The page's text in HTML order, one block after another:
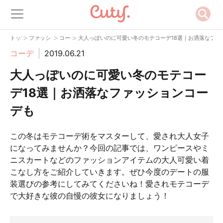
トップ
> ファッション
> コーデ
> 大人っぽいのに可愛い冬のモテコーデ18選｜お洒落なフ
コーデ 2019.06.21
大人っぽいのに可愛い冬のモテコー
デ18選｜お洒落なファッションコー
デも
この冬はモテコーデ術をマスターして、愛され大人女子
になってみませんか？今回の記事では、ワンピースやミ
ニスカートなどのファッションアイテムの大人可愛い着
こなし方をご紹介していきます。ぜひ今度のデートの服
装選びの参考にしてみてくださいね！愛されモテコーデ
で大好きな彼の自慢の彼女になりましょう！